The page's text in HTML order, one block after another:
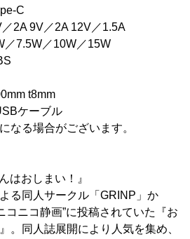
C
／2A 12V／1.5A
／10W／15W
t8mm
ケーブル
なる場合がございます。
はおしまい！』
る同人サークル「GRINP」か
コニコ静画”に投稿されていた『お
。同人誌展開により人気を集め、